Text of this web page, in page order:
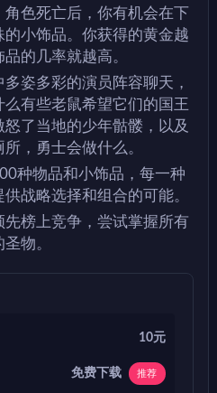
色死亡后，你有机会在下
小饰品。你获得的黄金越
的几率就越高。
姿多彩的演员阵容聊天，
有些老鼠希望它们的国王
了当地的少年骷髅，以及
，勇士会做什么。
种物品和小饰品，每一种
战略选择和组合的可能。
先榜上竞争，尝试掌握所有
物。
10元
免费下载 推荐